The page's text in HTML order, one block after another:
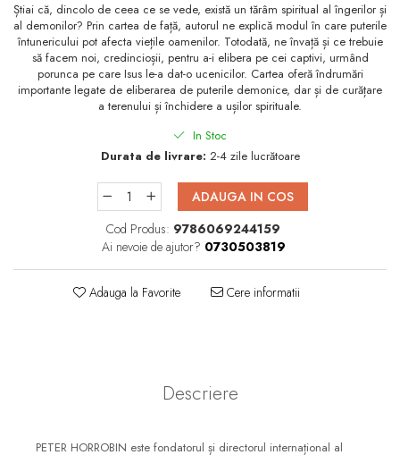
Păstorirea Bisericii
Conducerea și Păstorirea
Bisericii
Lideri
Grupuri Mici
Închinare prin Muzică
Apologetică
Devoționale/Meditații
Știai că, dincolo de ceea ce se vede, există un tărâm spiritual al îngerilor și
al demonilor? Prin cartea de față, autorul ne explică modul în care puterile
întunericului pot afecta viețile oamenilor. Totodată, ne învață și ce trebuie
să facem noi, credincioșii, pentru a-i elibera pe cei captivi, urmând
porunca pe care Isus le-a dat-o ucenicilor. Cartea oferă îndrumări
importante legate de eliberarea de puterile demonice, dar și de curățare
a terenului și închidere a ușilor spirituale.
In Stoc
Durata de livrare: 2-4 zile lucrătoare
ADAUGA IN COS
Cod Produs: 9786069244159
Ai nevoie de ajutor? 0730503819
Adauga la Favorite Cere informatii
Descriere
PETER HORROBIN este fondatorul și directorul internațional al